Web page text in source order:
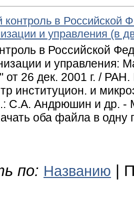
в Российской
и управления (в
в Российской
и управления:
от 26 дек. 2001 г. /
институцион. и
С.А. Андрюшин и др. -
оба файла в одну
по: Названию |